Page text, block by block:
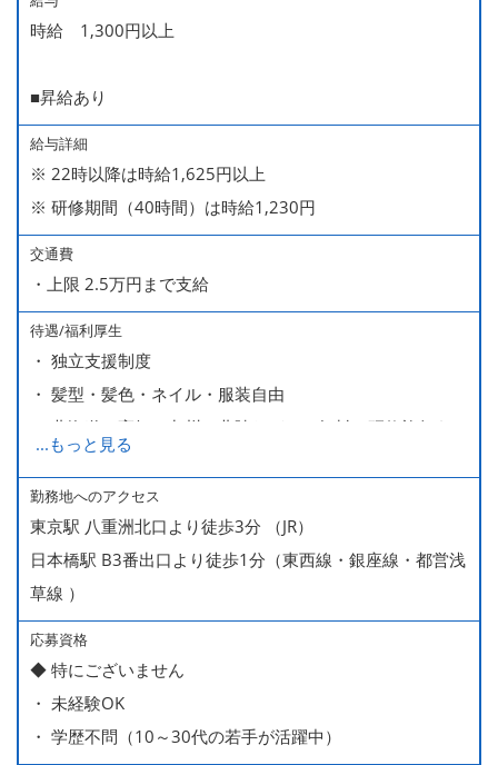
時給 1,300円以上
■昇給あり
給与詳細
※ 22時以降は時給1,625円以上
※ 研修期間（40時間）は時給1,230円
交通費
・上限 2.5万円まで支給
待遇/福利厚生
・ 独立支援制度
・ 髪型・髪色・ネイル・服装自由
・ 北海道や高知、九州、北陸などへの無料の研修旅行あり
ます
・ 無料の美味しい まかない食 あり
...もっと見る
勤務地へのアクセス
東京駅 八重洲北口より徒歩3分 （JR）
日本橋駅 B3番出口より徒歩1分（東西線・銀座線・都営浅
草線 ）
応募資格
◆ 特にございません
・ 未経験OK
・ 学歴不問（10～30代の若手が活躍中）